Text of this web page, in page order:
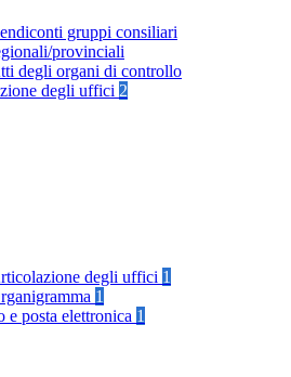
gruppi consiliari
provinciali
degli organi di controllo
degli uffici 2
degli uffici 1
1
e posta elettronica 1